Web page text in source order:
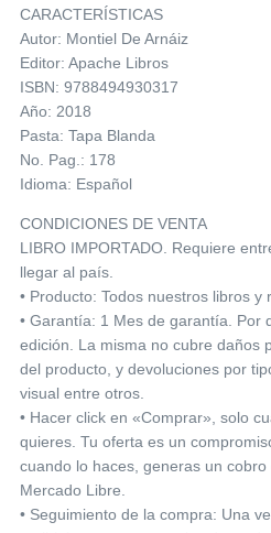
CARACTERÍSTICAS
Autor: Montiel De Arnáiz
Editor: Apache Libros
ISBN: 9788494930317
Año: 2018
Pasta: Tapa Blanda
No. Pag.: 178
Idioma: Español
CONDICIONES DE VENTA
LIBRO IMPORTADO. Requiere
llegar al país.
• Producto: Todos nuestros libros y
• Garantía: 1 Mes de garantía. Por
edición. La misma no cubre daños
del producto, y devoluciones por
visual entre otros.
• Hacer click en «Comprar», solo
quieres. Tu oferta es un
cuando lo haces, generas un
Mercado Libre.
• Seguimiento de la compra: Una